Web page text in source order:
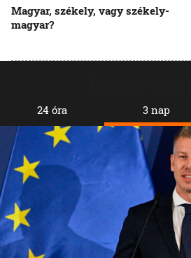
Magyar, székely, vagy székely-
magyar?
24 óra 3 nap